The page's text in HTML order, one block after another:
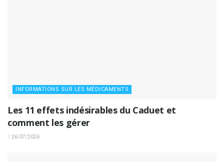
INFORMATIONS SUR LES MÉDICAMENTS
Les 11 effets indésirables du Caduet et
comment les gérer
26/07/2026